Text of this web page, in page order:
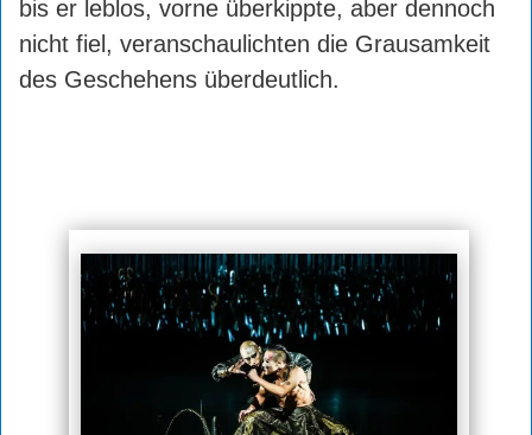
bis er leblos, vorne überkippte, aber dennoch
nicht fiel, veranschaulichten die Grausamkeit
des Geschehens überdeutlich.